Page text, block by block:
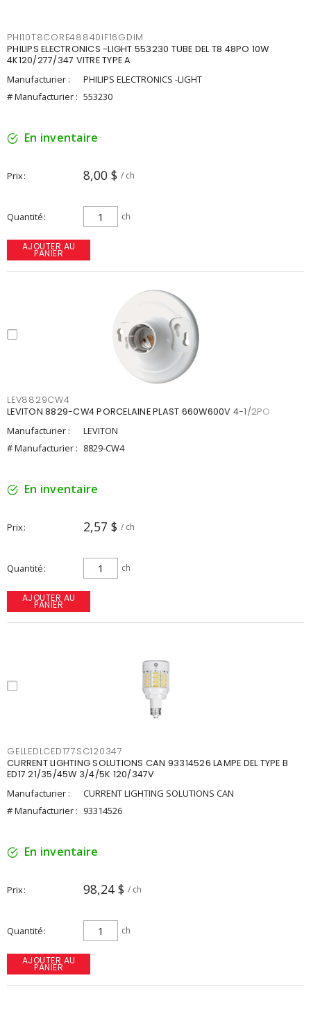
PHI10T8CORE48840IF16GDIM
PHILIPS ELECTRONICS -LIGHT 553230 TUBE DEL T8 48PO 10W
4K120/277/347 VITRE TYPE A
Manufacturier :
PHILIPS ELECTRONICS -LIGHT
# Manufacturier : 553230
En inventaire
Prix 8,00 $ / ch
Quantité ch
AJOUTER AU
PANIER
LEV8829CW4
LEVITON 8829-CW4 PORCELAINE PLAST 660W600V 4-1/2PO
Manufacturier :
LEVITON
# Manufacturier : 8829-CW4
En inventaire
Prix 2,57 $ / ch
Quantité ch
AJOUTER AU
PANIER
GELLEDLCED177SC120347
CURRENT LIGHTING SOLUTIONS CAN 93314526 LAMPE DEL TYPE B
ED17 21/35/45W 3/4/5K 120/347V
Manufacturier :
CURRENT LIGHTING SOLUTIONS CAN
# Manufacturier : 93314526
En inventaire
Prix 98,24 $ / ch
Quantité ch
AJOUTER AU
PANIER